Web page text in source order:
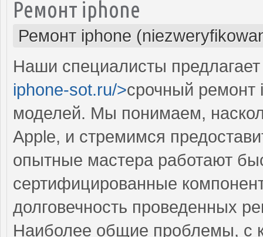
Ремонт iphone
Ремонт iphone
Наши специалисты
iphone-sot.ru/>срочный
моделей. Мы понимаем,
Apple, и стремимся
опытные мастера работают
сертифицированные
долговечность проведенных
Наиболее общие проблемы, с